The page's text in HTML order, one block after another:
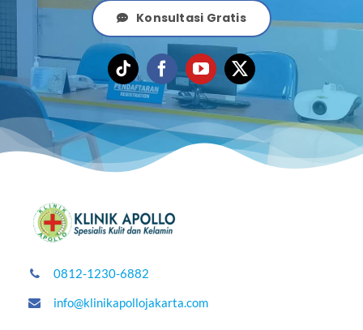
Konsultasi Gratis
0812-1230-6882
info@klinikapollojakarta.com